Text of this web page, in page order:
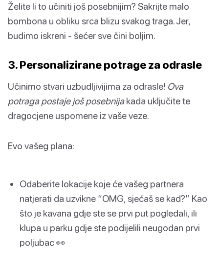
Želite li to učiniti još posebnijim? Sakrijte malo
bombona u obliku srca blizu svakog traga. Jer,
budimo iskreni - šećer sve čini boljim.
3. Personalizirane potrage za odrasle
Učinimo stvari uzbudljivijima za odrasle! Ova
potraga postaje još posebnijakada uključite te
dragocjene uspomene iz vaše veze.
Evo vašeg plana:
Odaberite lokacije koje će vašeg partnera
natjerati da uzvikne “OMG, sjećaš se kad?” Kao
što je kavana gdje ste se prvi put pogledali, ili
klupa u parku gdje ste podijelili neugodan prvi
poljubac 👀